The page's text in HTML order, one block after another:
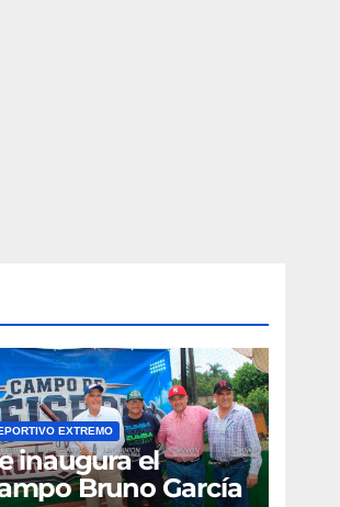
EXTREMO
inaugura el
Bruno García